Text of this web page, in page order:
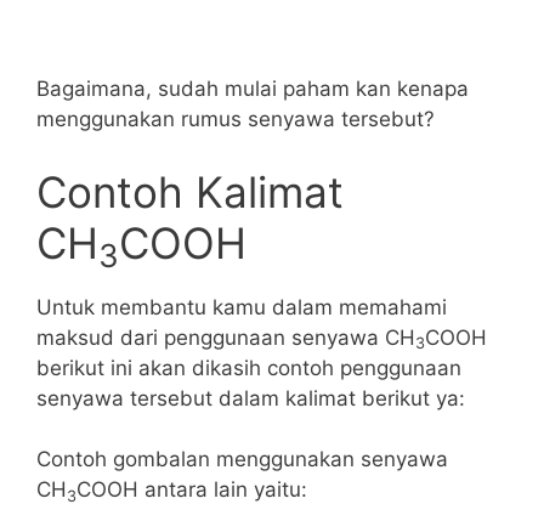
Bagaimana, sudah mulai paham kan kenapa
menggunakan rumus senyawa tersebut?
Contoh Kalimat
CH3COOH
Untuk membantu kamu dalam memahami
maksud dari penggunaan senyawa CH 3COOH
berikut ini akan dikasih contoh penggunaan
senyawa tersebut dalam kalimat berikut ya:
Contoh gombalan menggunakan senyawa
CH 3COOH antara lain yaitu: